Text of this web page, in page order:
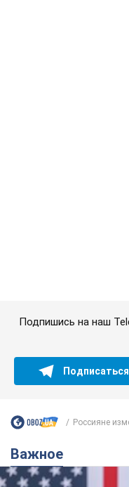
Подпишись на наш
Подписаться
Россияне
Важное